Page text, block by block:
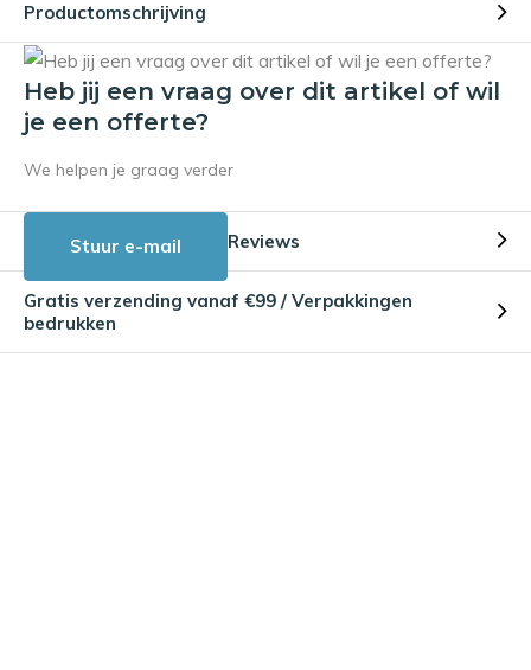
Productomschrijving
Heb jij een vraag over dit artikel of wil
je een offerte?
We helpen je graag verder
Stuur e-mail Reviews
Gratis verzending vanaf €99 / Verpakkingen
bedrukken